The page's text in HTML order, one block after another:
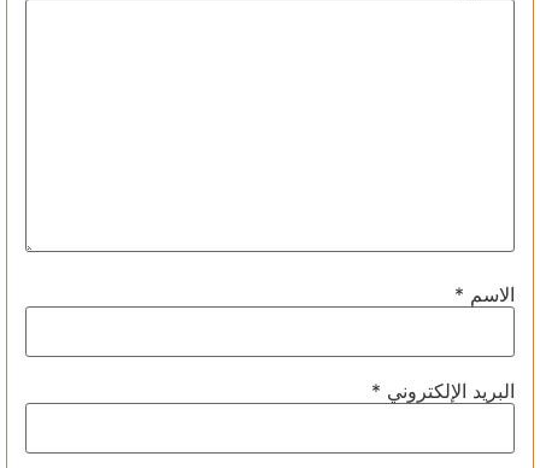
الاسم *
البريد الإلكتروني *